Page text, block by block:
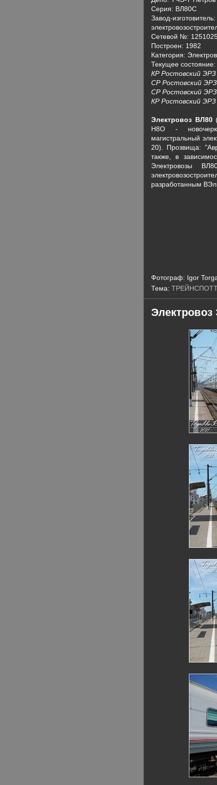
Серия: ВЛ80С
Завод-
Сетевой №:
Построен: 1982
Категория:
Текущее
КР Ростовский ЭРЗ
СР Ростовский
СР Ростовский
КР Ростовский ЭРЗ
Электровоз ВЛ80
Н8О -
магистральный
20). Прозвища:
также, в
Электровозы
разработанным
Фотограф: Igor
Тема:
Электровоз